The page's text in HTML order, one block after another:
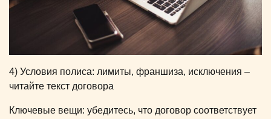
4) Условия полиса: лимиты, франшиза, исключения –
читайте текст договора
Ключевые вещи: убедитесь, что договор соответствует